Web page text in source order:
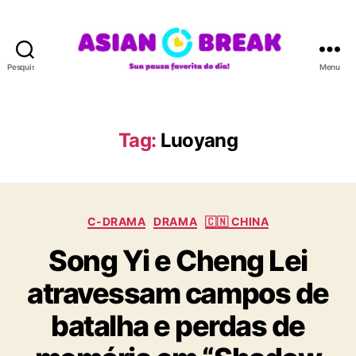
Pesquisar
A
N
R
A
Menu
Tag: Luoyang
C
t
e
g
o
r
i
C-DRAMA DRAMA 🇨🇳 CHINA
Song Yi e Cheng Lei
atravessam campos de
batalha e perdas de